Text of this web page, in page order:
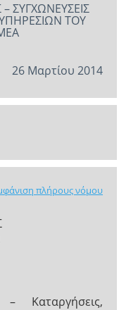
ΣΥΓΧΩΝΕΥΣΕΙΣ
ΤΟΥ
26 Μαρτίου 2014
πλήρους νόμου
– Καταργήσεις,